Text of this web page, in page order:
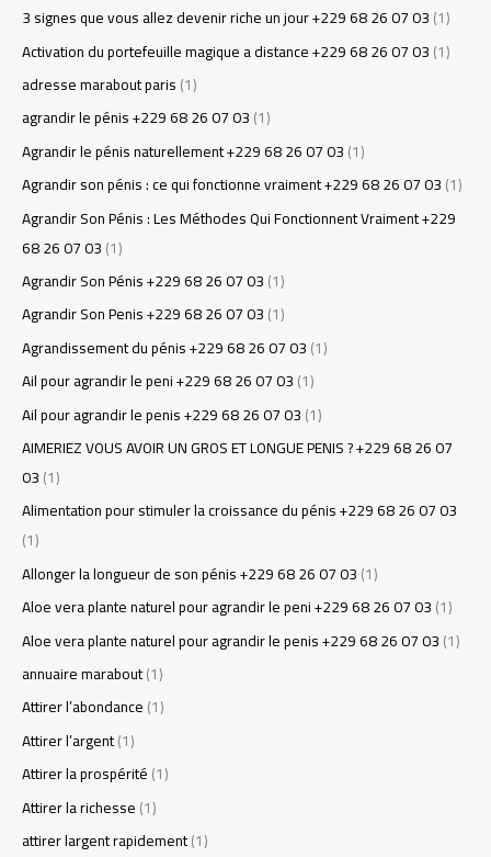
3 signes que vous allez devenir riche un jour +229 68 26 07 03(1)
Activation du portefeuille magique a distance +229 68 26 07 03(1)
adresse marabout paris(1)
agrandir le pénis +229 68 26 07 03(1)
Agrandir le pénis naturellement +229 68 26 07 03(1)
Agrandir son pénis : ce qui fonctionne vraiment +229 68 26 07 03(1)
Agrandir Son Pénis : Les Méthodes Qui Fonctionnent Vraiment +229
68 26 07 03(1)
Agrandir Son Pénis +229 68 26 07 03(1)
Agrandir Son Penis +229 68 26 07 03(1)
Agrandissement du pénis +229 68 26 07 03(1)
Ail pour agrandir le peni +229 68 26 07 03(1)
Ail pour agrandir le penis +229 68 26 07 03(1)
AIMERIEZ VOUS AVOIR UN GROS ET LONGUE PENIS ? +229 68 26 07
03(1)
Alimentation pour stimuler la croissance du pénis +229 68 26 07 03
(1)
Allonger la longueur de son pénis +229 68 26 07 03(1)
Aloe vera plante naturel pour agrandir le peni +229 68 26 07 03(1)
Aloe vera plante naturel pour agrandir le penis +229 68 26 07 03(1)
annuaire marabout(1)
Attirer l’abondance(1)
Attirer l’argent(1)
Attirer la prospérité(1)
Attirer la richesse(1)
attirer largent rapidement(1)